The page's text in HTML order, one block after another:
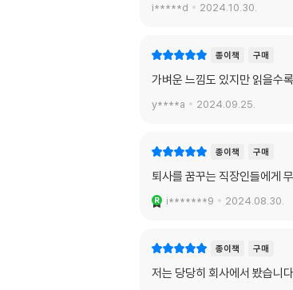
i*****d 2024.10.30.
종이책 구매
가벼운 느낌도 있지만 읽을수
y****a 2024.09.25.
종이책 구매
퇴사를 꿈꾸는 직장인들에게
i*******9 2024.08.30.
종이책 구매
저는 당당히 회사에서 봤습니